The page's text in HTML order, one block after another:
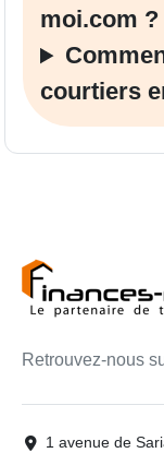
moi.com ?
courtiers
Retrouvez-nous
1 avenue de